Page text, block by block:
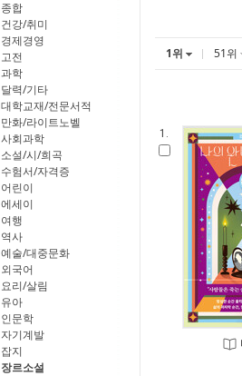
종합
건강/취미
경제경영
고전
과학
달력/기타
대학교재/전문서적
만화/라이트노벨
사회과학
소설/시/희곡
수험서/자격증
어린이
에세이
여행
역사
예술/대중문화
외국어
요리/살림
유아
인문학
자기계발
잡지
장르소설
1위 51위
1.